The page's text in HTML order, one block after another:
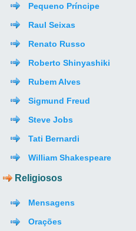
Pequeno Príncipe
Raul Seixas
Renato Russo
Roberto Shinyashiki
Rubem Alves
Sigmund Freud
Steve Jobs
Tati Bernardi
William Shakespeare
Religiosos
Mensagens
Orações